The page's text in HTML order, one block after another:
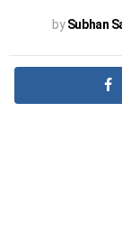
by Subhan